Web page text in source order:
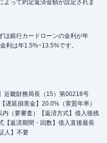
って約定返済金額が設定されま
ほ銀行カードローンの金利が年
利は年1.5%~13.5%です。
近畿財務局長（15）第00218号
遅延損害金】20.0%（実質年率）
内（要審査）【返済方式】借入後残
【返済期間・回数】借入直後最長
人】不要